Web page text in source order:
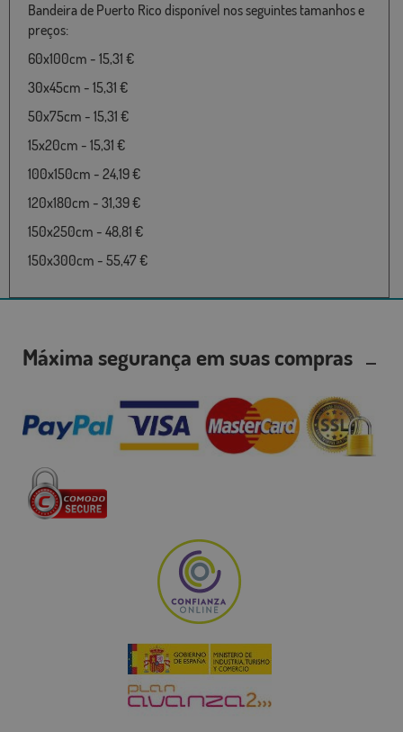
Bandeira de Puerto Rico disponível nos seguintes tamanhos e
preços:
60x100cm - 15,31 €
30x45cm - 15,31 €
50x75cm - 15,31 €
15x20cm - 15,31 €
100x150cm - 24,19 €
120x180cm - 31,39 €
150x250cm - 48,81 €
150x300cm - 55,47 €
Máxima segurança em suas compras